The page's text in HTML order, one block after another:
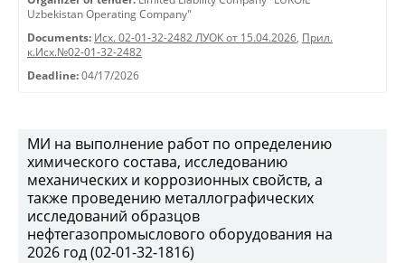
Uzbekistan Operating Company"
Documents: Исх. 02-01-32-2482 ЛУОК от 15.04.2026, Прил.
к.Исх.№02-01-32-2482
Deadline: 04/17/2026
МИ на выполнение работ по определению
химического состава, исследованию
механических и коррозионных свойств, а
также проведению металлографических
исследований образцов
нефтегазопромыслового оборудования на
2026 год (02-01-32-1816)